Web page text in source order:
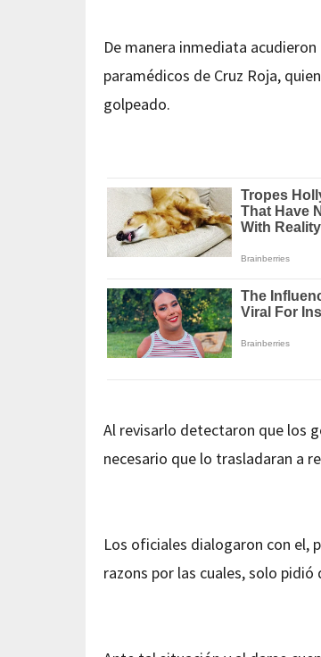
De manera inmediata
paramédicos de Cruz Roja,
golpeado.
Al revisarlo detectaron que los
necesario que lo trasladaran a
Los oficiales dialogaron con el,
razons por las cuales, solo